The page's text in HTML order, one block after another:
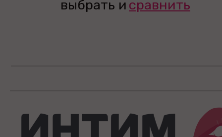
выбрать и сравнить